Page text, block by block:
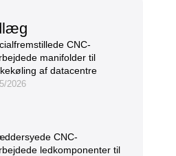
CNC-
manifolder til
af datacentre
2026
CNC-
ledkomponenter til